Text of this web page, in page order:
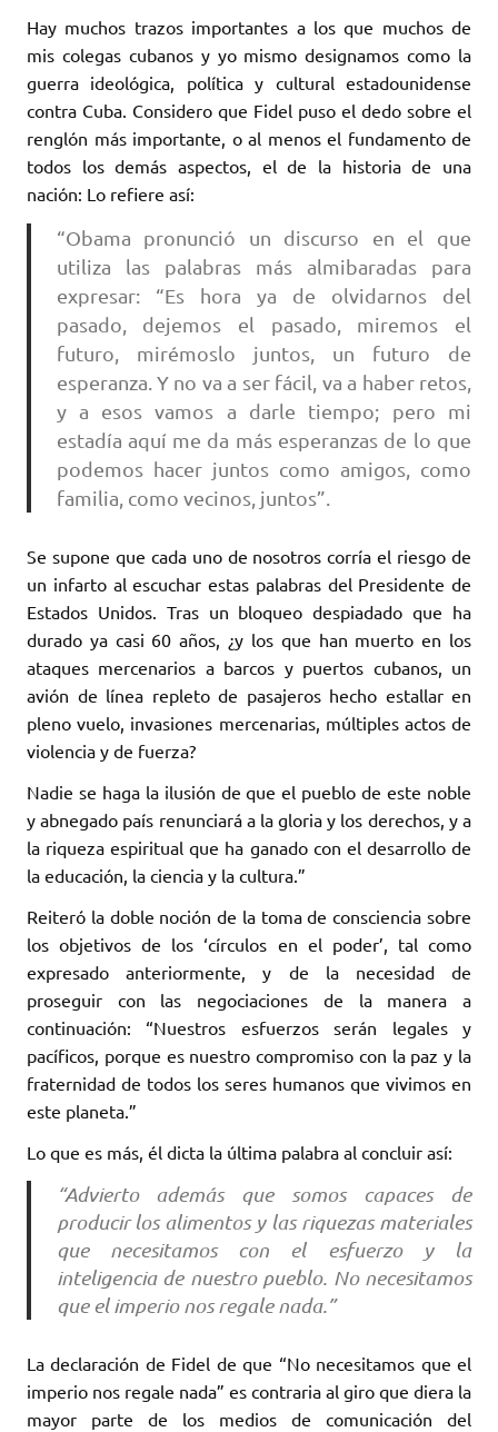
Hay muchos trazos importantes a los que muchos de
mis colegas cubanos y yo mismo designamos como la
guerra ideológica, política y cultural estadounidense
contra Cuba. Considero que Fidel puso el dedo sobre el
renglón más importante, o al menos el fundamento de
todos los demás aspectos, el de la historia de una
nación: Lo refiere así:
“Obama pronunció un discurso en el que
utiliza las palabras más almibaradas para
expresar: “Es hora ya de olvidarnos del
pasado, dejemos el pasado, miremos el
futuro, mirémoslo juntos, un futuro de
esperanza. Y no va a ser fácil, va a haber retos,
y a esos vamos a darle tiempo; pero mi
estadía aquí me da más esperanzas de lo que
podemos hacer juntos como amigos, como
familia, como vecinos, juntos”.
Se supone que cada uno de nosotros corría el riesgo de
un infarto al escuchar estas palabras del Presidente de
Estados Unidos. Tras un bloqueo despiadado que ha
durado ya casi 60 años, ¿y los que han muerto en los
ataques mercenarios a barcos y puertos cubanos, un
avión de línea repleto de pasajeros hecho estallar en
pleno vuelo, invasiones mercenarias, múltiples actos de
violencia y de fuerza?
Nadie se haga la ilusión de que el pueblo de este noble
y abnegado país renunciará a la gloria y los derechos, y a
la riqueza espiritual que ha ganado con el desarrollo de
la educación, la ciencia y la cultura.”
Reiteró la doble noción de la toma de consciencia sobre
los objetivos de los ‘círculos en el poder’, tal como
expresado anteriormente, y de la necesidad de
proseguir con las negociaciones de la manera a
continuación: “Nuestros esfuerzos serán legales y
pacíficos, porque es nuestro compromiso con la paz y la
fraternidad de todos los seres humanos que vivimos en
este planeta.”
Lo que es más, él dicta la última palabra al concluir así:
“Advierto además que somos capaces de
producir los alimentos y las riquezas materiales
que necesitamos con el esfuerzo y la
inteligencia de nuestro pueblo. No necesitamos
que el imperio nos regale nada.”
La declaración de Fidel de que “No necesitamos que el
imperio nos regale nada” es contraria al giro que diera la
mayor parte de los medios de comunicación del